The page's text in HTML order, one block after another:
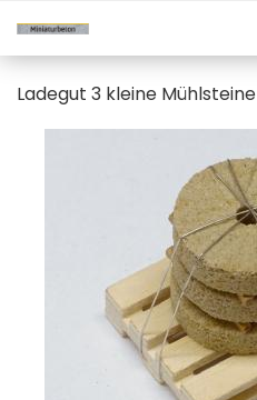
Ladegut 3 kleine Mühlsteine